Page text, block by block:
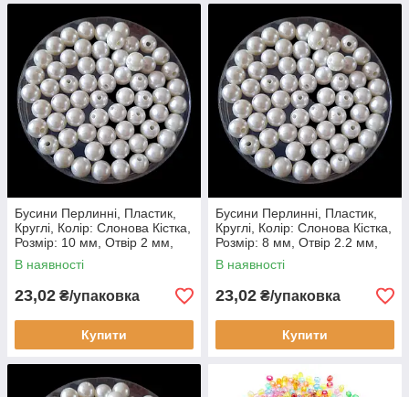
Бусини Перлинні, Пластик,
Круглі, Колір: Слонова Кістка,
Розмір: 10 мм, Отвір 2 мм,
(25 шт.)
В наявності
23,02 ₴/упаковка
Купити
Бусини Перлинні, Пластик,
Круглі, Колір: Слонова Кістка,
Розмір: 8 мм, Отвір 2.2 мм,
(50 шт.)
В наявності
23,02 ₴/упаковка
Купити